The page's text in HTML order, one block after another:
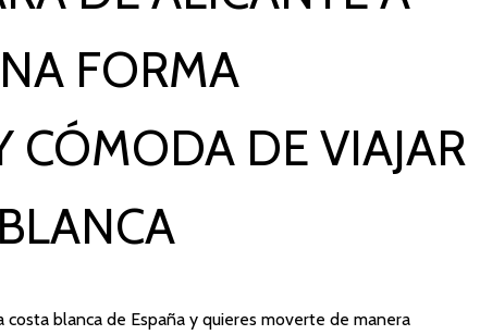
FORMA
CÓMODA DE VIAJAR
costa blanca de España y quieres moverte de manera